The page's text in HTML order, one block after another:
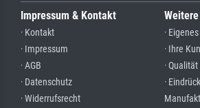
Impressum & Kontakt
· Kontakt
· Impressum
· AGB
· Datenschutz
· Widerrufsrecht
·
· Ihre
· Qualität
·